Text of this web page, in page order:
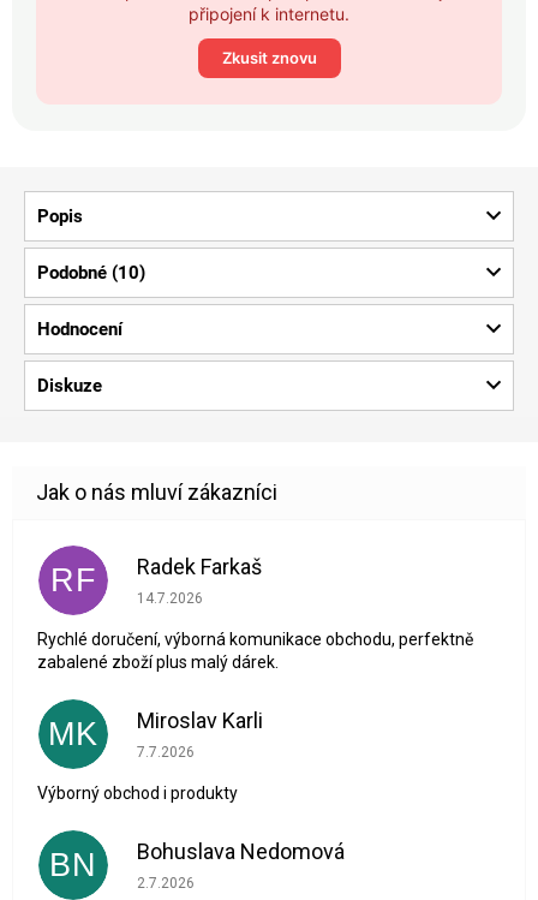
připojení k internetu.
Zkusit znovu
Popis
Podobné (10)
Hodnocení
Diskuze
RF Radek Farkaš
Hodnocení obchodu je 5 z 5 hvězdiček.
14.7.2026
Rychlé doručení, výborná komunikace obchodu, perfektně
zabalené zboží plus malý dárek.
MK Miroslav Karli
Hodnocení obchodu je 5 z 5 hvězdiček.
7.7.2026
Výborný obchod i produkty
BN Bohuslava Nedomová
Hodnocení obchodu je 5 z 5 hvězdiček.
2.7.2026